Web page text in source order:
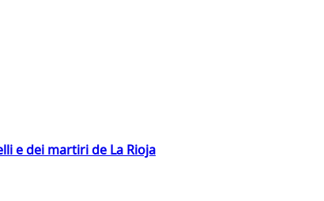
e dei martiri de La Rioja